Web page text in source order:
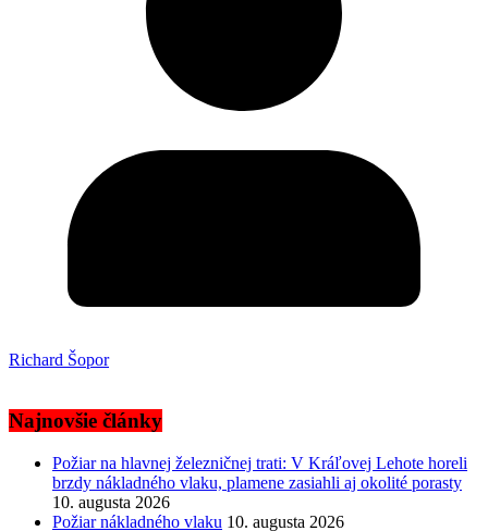
Richard Šopor
Najnovšie články
Požiar na hlavnej železničnej trati: V Kráľovej Lehote horeli
brzdy nákladného vlaku, plamene zasiahli aj okolité porasty
10. augusta 2026
Požiar nákladného vlaku 10. augusta 2026